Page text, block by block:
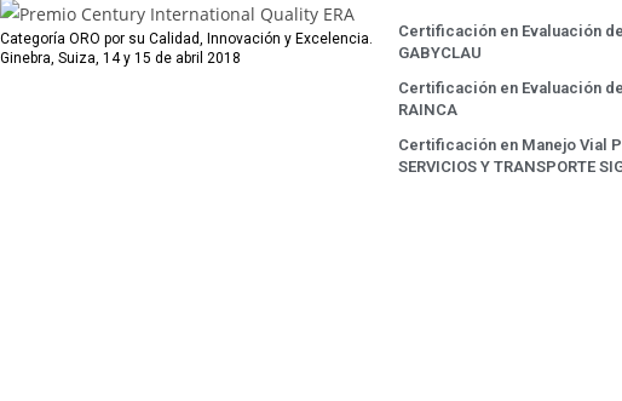
Categoría ORO por su Calidad, Innovación y Excelencia.
Ginebra, Suiza, 14 y 15 de abril 2018
Certificación en Evaluación
GABYCLAU
Certificación en Evaluación
RAINCA
Certificación en Manejo Vial
SERVICIOS Y TRANSPORTE